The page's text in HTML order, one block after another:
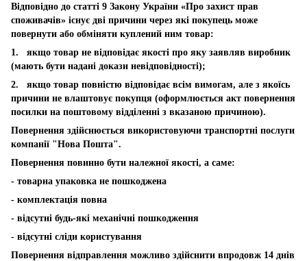
Відповідно до статті 9 Закону України «Про захист прав
споживачів» існує дві причини через які покупець може
повернути або обміняти куплений ним товар:
1. якщо товар не відповідає якості про яку заявляв виробник
(мають бути надані докази невідповідності);
2. якщо товар повністю відповідає всім вимогам, але з якоїсь
причини не влаштовує покупця (оформлюється акт повернення
посилки на поштовому відділенні з вказаною причиною).
Повернення здійснюється використовуючи транспортні послуги
компанії "Нова Пошта".
Повернення повинно бути належної якості, а саме:
- товарна упаковка не пошкоджена
- комплектація повна
- відсутні будь-які механічні пошкодження
- відсутні сліди користування
Повернення відправлення можливо здійснити впродовж 14 днів